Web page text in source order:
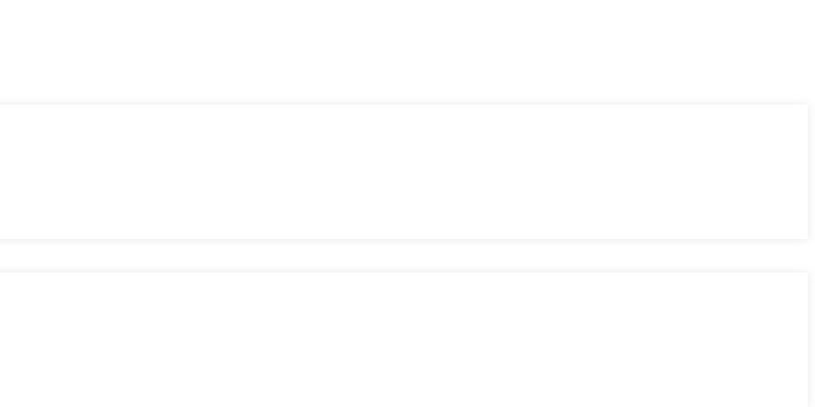
complicações.
do mercado.
e dApps.